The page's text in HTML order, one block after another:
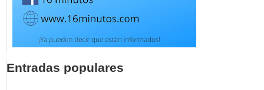
Entradas populares